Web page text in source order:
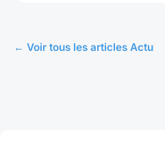
← Voir tous les articles Actu